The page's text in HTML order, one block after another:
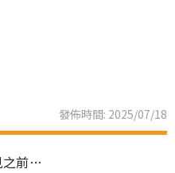
發佈時間: 2025/07/18